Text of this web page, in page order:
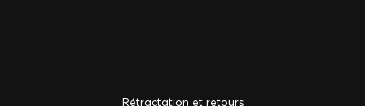
Rétractation et retours